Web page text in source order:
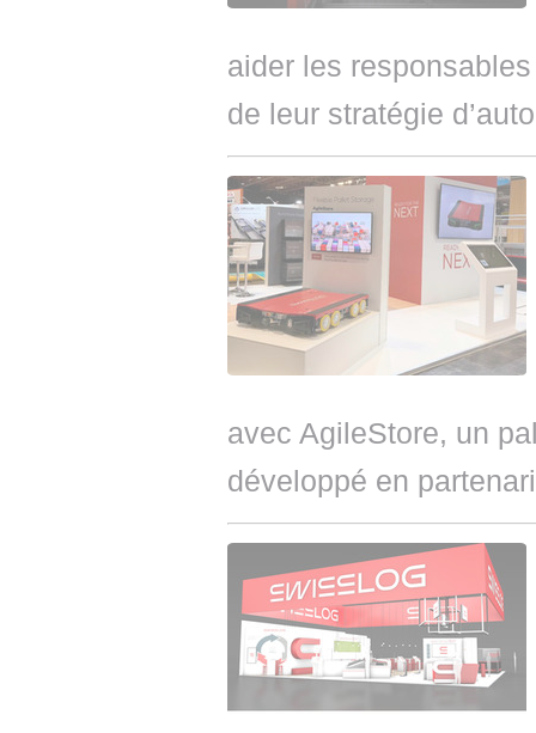
aider les
de leur stratégie
avec AgileStore, un
développé en